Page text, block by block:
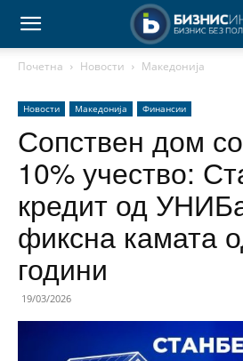
Почетна Новости Македонија
Новости Македонија Финансии
Сопствен дом
10% учество:
кредит од
фиксна камата
години
19/03/2026